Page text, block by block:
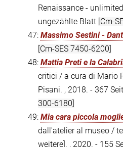
Renaissance -
ungezählte Blatt [Cm-
47: Massimo Sestini -
[Cm-SES 7450-6200]
48: Mattia Preti e la
critici / a cura di Mario
Pisani. , 2018. - 367
300-6180]
49: Mia cara piccola
dall'atelier al museo /
weitere]. , 2020. - 155